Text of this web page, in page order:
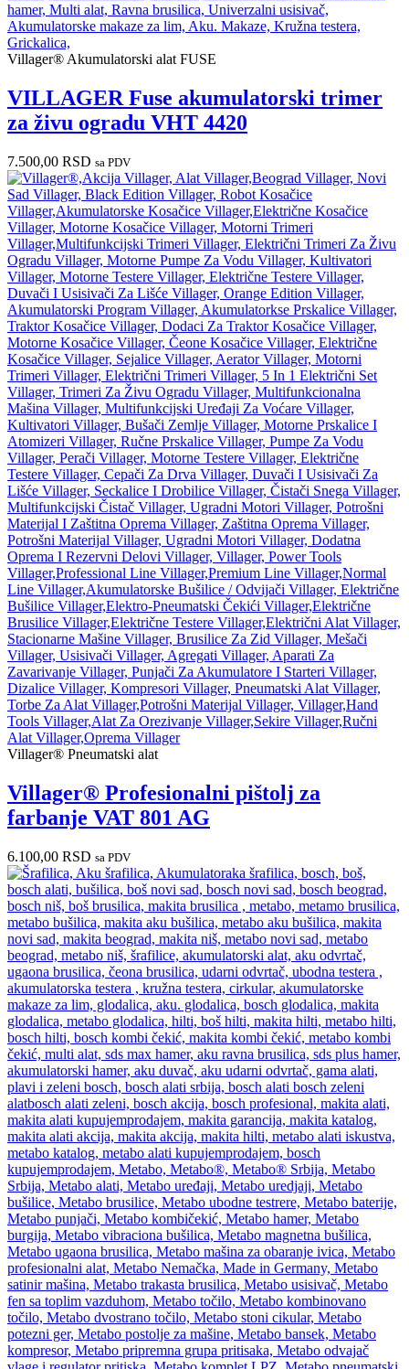
Villager® Akumulatorski alat FUSE
VILLAGER Fuse akumulatorski trimer
za živu ogradu VHT 4420
7.500,00 RSD sa PDV
Villager® Pneumatski alat
Villager® Profesionalni pištolj za
farbanje VAT 801 AG
6.100,00 RSD sa PDV